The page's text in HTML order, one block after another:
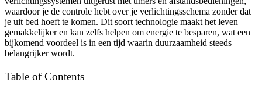
waardoor je de controle hebt over je verlichtingsschema zonder dat
je uit bed hoeft te komen. Dit soort technologie maakt het leven
gemakkelijker en kan zelfs helpen om energie te besparen, wat een
bijkomend voordeel is in een tijd waarin duurzaamheid steeds
belangrijker wordt.
Table of Contents